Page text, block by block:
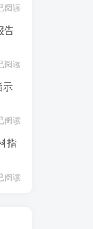
阅读
告
阅读
示
阅读
指
阅读